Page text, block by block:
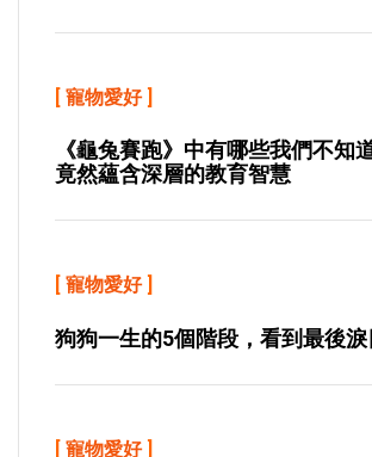
[ 寵物愛好]
《龜兔賽跑》中有哪些我們不知
竟然蘊含深層的教育智慧
[ 寵物愛好]
狗狗一生的5個階段，看到最後淚
[ 寵物愛好]